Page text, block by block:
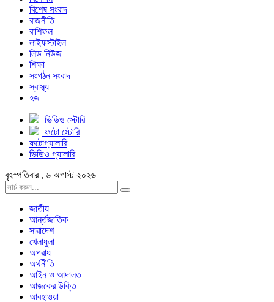
বিশেষ সংবাদ
রাজনীতি
রাশিফল
লাইফস্টাইল
লিড নিউজ
শিক্ষা
সংগঠন সংবাদ
স্বাস্থ্য
হজ
ভিডিও স্টোরি
ফটো স্টোরি
ফটোগ্যালারি
ভিডিও গ্যালারি
বৃহস্পতিবার , ৬ অগাস্ট ২০২৬
জাতীয়
আর্ন্তজাতিক
সারাদেশ
খেলাধুলা
অপরাধ
অর্থনীতি
আইন ও আদালত
আজকের উক্তি
আবহাওয়া